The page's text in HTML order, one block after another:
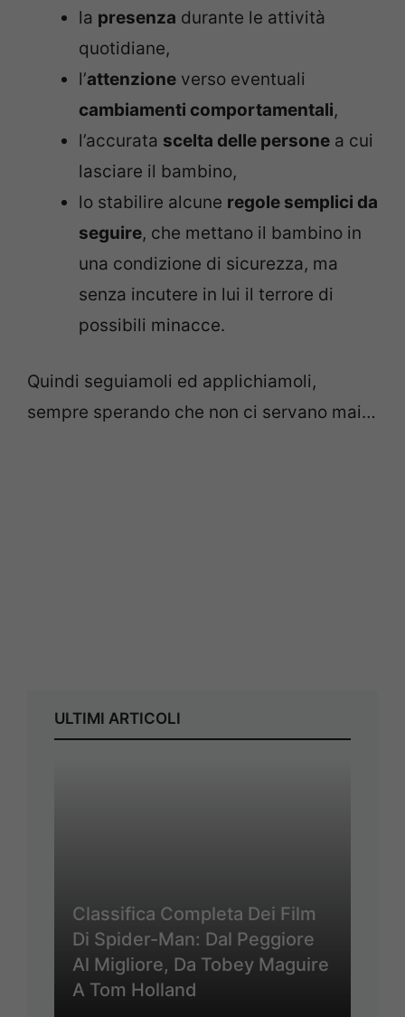
la presenza durante le attività
quotidiane,
l’attenzione verso eventuali
cambiamenti comportamentali,
l’accurata scelta delle persone a cui
lasciare il bambino,
lo stabilire alcune regole semplici da
seguire, che mettano il bambino in
una condizione di sicurezza, ma
senza incutere in lui il terrore di
possibili minacce.
Quindi seguiamoli ed applichiamoli,
sempre sperando che non ci servano mai…
ULTIMI ARTICOLI
Classifica Completa Dei Film
Di Spider-Man: Dal Peggiore
Al Migliore, Da Tobey Maguire
A Tom Holland